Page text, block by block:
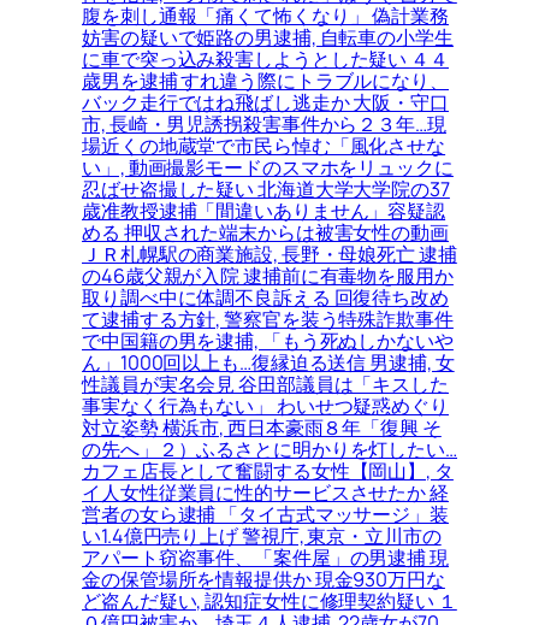
腹を刺し通報「痛くて怖くなり」 偽計業務
妨害の疑いで姫路の男逮捕, 自転車の小学生
に車で突っ込み殺害しようとした疑い ４４
歳男を逮捕 すれ違う際にトラブルになり、
バック走行ではね飛ばし逃走か 大阪・守口
市, 長崎・男児誘拐殺害事件から２３年…現
場近くの地蔵堂で市民ら悼む「風化させな
い」, 動画撮影モードのスマホをリュックに
忍ばせ盗撮した疑い 北海道大学大学院の37
歳准教授逮捕「間違いありません」容疑認
める 押収された端末からは被害女性の動画
ＪＲ札幌駅の商業施設, 長野・母娘死亡 逮捕
の46歳父親が入院 逮捕前に有毒物を服用か
取り調べ中に体調不良訴える 回復待ち改め
て逮捕する方針, 警察官を装う特殊詐欺事件
で中国籍の男を逮捕, 「もう死ぬしかないや
ん」1000回以上も…復縁迫る送信 男逮捕, 女
性議員が実名会見 谷田部議員は「キスした
事実なく行為もない」 わいせつ疑惑めぐり
対立姿勢 横浜市, 西日本豪雨８年「復興 そ
の先へ」２）ふるさとに明かりを灯したい…
カフェ店長として奮闘する女性【岡山】, タ
イ人女性従業員に性的サービスさせたか 経
営者の女ら逮捕 「タイ古式マッサージ」装
い1.4億円売り上げ 警視庁, 東京・立川市の
アパート窃盗事件、「案件屋」の男逮捕 現
金の保管場所を情報提供か 現金930万円な
ど盗んだ疑い, 認知症女性に修理契約疑い １